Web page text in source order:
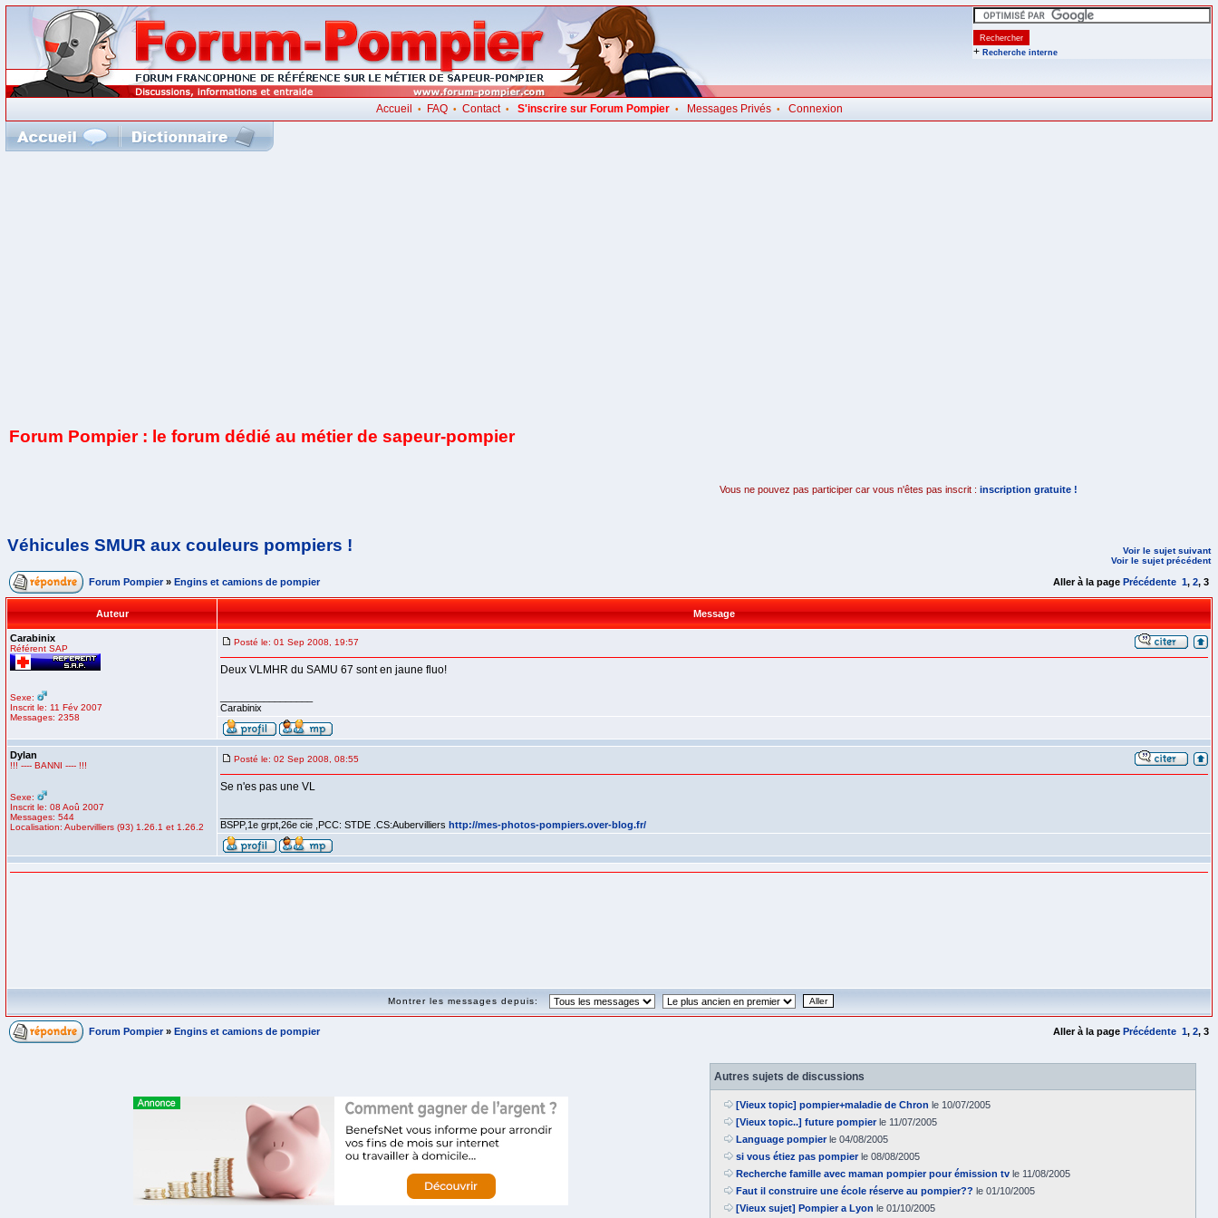
+ Recherche interne
Accueil • FAQ• Contact• S'inscrire sur Forum Pompier• Messages Privés• Connexion
Forum Pompier : le forum dédié au métier de sapeur-pompier
Vous ne pouvez pas participer car vous n'êtes pas inscrit : inscription gratuite !
Véhicules SMUR aux couleurs pompiers !
Voir le sujet suivant
Voir le sujet précédent
Forum Pompier » Engins et camions de pompier Aller à la page Précédente 1, 2, 3
Auteur Message
Carabinix
Référent SAP
Sexe:
Inscrit le: 11 Fév 2007
Messages: 2358
Posté le: 01 Sep 2008, 19:57
Deux VLMHR du SAMU 67 sont en jaune fluo!
Carabinix
Dylan
!!! ---- BANNI ---- !!!
Sexe:
Inscrit le: 08 Aoû 2007
Messages: 544
Localisation: Aubervilliers (93) 1.26.1 et 1.26.2
Posté le: 02 Sep 2008, 08:55
Se n'es pas une VL
BSPP,1e grpt,26e cie ,PCC: STDE .CS:Aubervilliers http://mes-photos-pompiers.over-blog.fr/
Montrer les messages depuis:
Forum Pompier » Engins et camions de pompier Aller à la page Précédente 1, 2, 3
Autres sujets de discussions
[Vieux topic] pompier+maladie de Chron le 10/07/2005
[Vieux topic..] future pompierle 11/07/2005
Language pompierle 04/08/2005
si vous étiez pas pompierle 08/08/2005
Recherche famille avec maman pompier pour émission tv le 11/08/2005
Faut il construire une école réserve au pompier?? le 01/10/2005
[Vieux sujet] Pompier a Lyon le 01/10/2005